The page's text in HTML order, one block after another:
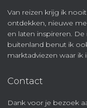
Van reizen krijg ik
ontdekken, nieuwe
en laten inspireren.
buitenland benut ik
marktadviezen waar ik
Contact
Dank voor je bezoek